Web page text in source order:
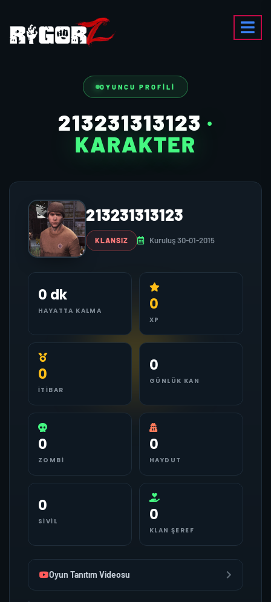
OYUNCU PROFILI
213231313123 ·
KARAKTER
213231313123
KLANSIZ Kuruluş 30-01-2015
0 dk
HAYATTA KALMA 0
XP
0
İTIBAR
0
GÜNLÜK KAN
0
ZOMBI
0
HAYDUT
0
SIVIL 0
KLAN ŞEREF
Oyun Tanıtım Videosu